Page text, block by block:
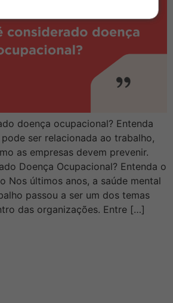
doença ocupacional? Entenda
ser relacionada ao trabalho,
as empresas devem prevenir.
Doença Ocupacional? Entenda o
Nos últimos anos, a saúde mental
passou a ser um dos temas
das organizações. Entre […]